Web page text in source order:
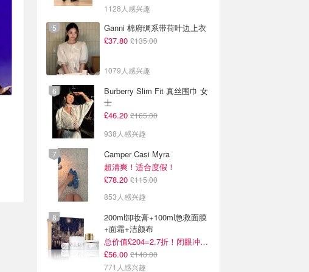
1128人感兴趣
Ganni 棉府绸系带荷叶边上衣
£37.80 £135.00
1079人感兴趣
Burberry Slim Fit 真丝围巾 女
士
£46.20 £165.00
938人感兴趣
Camper Casi Myra
超清爽！适合度假！
£78.20 £115.00
853人感兴趣
200ml卸妆膏+100ml急救面膜
+面霜+洁颜布
总价值£204=2.7折！闭眼冲这套！
£56.00 £140.00
771人感兴趣